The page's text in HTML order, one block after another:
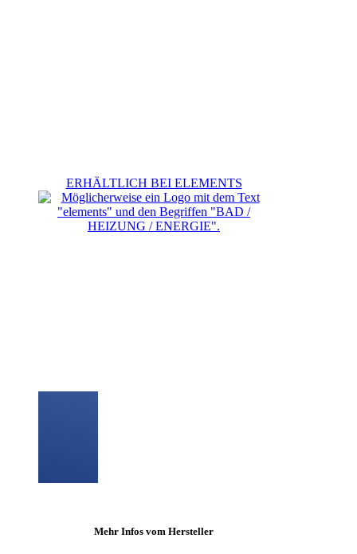
ERHÄLTLICH BEI ELEMENTS
Mehr Infos vom Hersteller